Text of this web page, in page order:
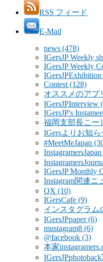
RSS フィード
E-Mail
news (478)
IGersJP Weekly
IGersJP Weekly
IGersJPExhibition
Contest (128)
オススメのアプ
IGersJPInterview
IGersJP's
福岡支部長こー
IGersよりお知ら
#MeetMeJapan
IGersJP Monthly
Instagram関連ニ
QX (10)
IGersCafe (9)
インスタグラム
IGersJPpaper(6)
mustagramβ (6)
@facebook (3)
本家